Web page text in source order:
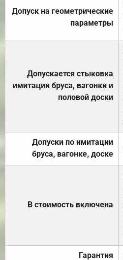
Допуск на геометрические
параметры
Допускается стыковка
имитации бруса, вагонки и
половой доски
Допуски по имитации
бруса, вагонке, доске
В стоимость включена
Гарантия